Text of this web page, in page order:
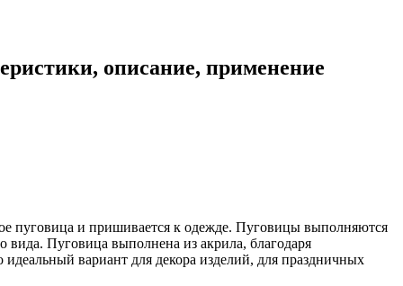
описание, применение
пуговица и пришивается к одежде. Пуговицы выполняются
вида. Пуговица выполнена из акрила, благодаря
вариант для декора изделий, для праздничных